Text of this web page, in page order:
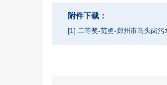
附件下载：
[1] 二等奖-范勇-郑州市马头岗